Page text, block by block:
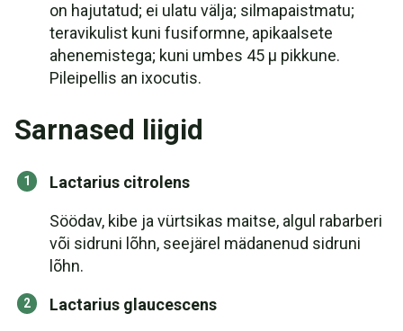
on hajutatud; ei ulatu välja; silmapaistmatu;
teravikulist kuni fusiformne, apikaalsete
ahenemistega; kuni umbes 45 µ pikkune.
Pileipellis an ixocutis.
Sarnased liigid
Lactarius citrolens
Söödav, kibe ja vürtsikas maitse, algul rabarberi
või sidruni lõhn, seejärel mädanenud sidruni
lõhn.
Lactarius glaucescens